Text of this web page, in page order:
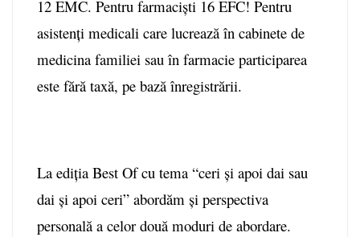
12 EMC. Pentru farmaciști 16 EFC! Pentru
asistenți medicali care lucrează în cabinete de
medicina familiei sau în farmacie participarea
este fără taxă, pe bază înregistrării.
La ediția Best Of cu tema “ceri și apoi dai sau
dai și apoi ceri” abordăm și perspectiva
personală a celor două moduri de abordare.